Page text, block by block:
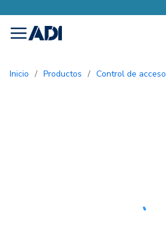
menu
Inicio / Productos / Control de acceso